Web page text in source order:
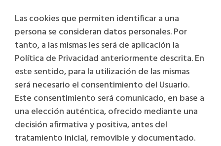
Las cookies que permiten identificar a una
persona se consideran datos personales. Por
tanto, a las mismas les será de aplicación la
Política de Privacidad anteriormente descrita. En
este sentido, para la utilización de las mismas
será necesario el consentimiento del Usuario.
Este consentimiento será comunicado, en base a
una elección auténtica, ofrecido mediante una
decisión afirmativa y positiva, antes del
tratamiento inicial, removible y documentado.